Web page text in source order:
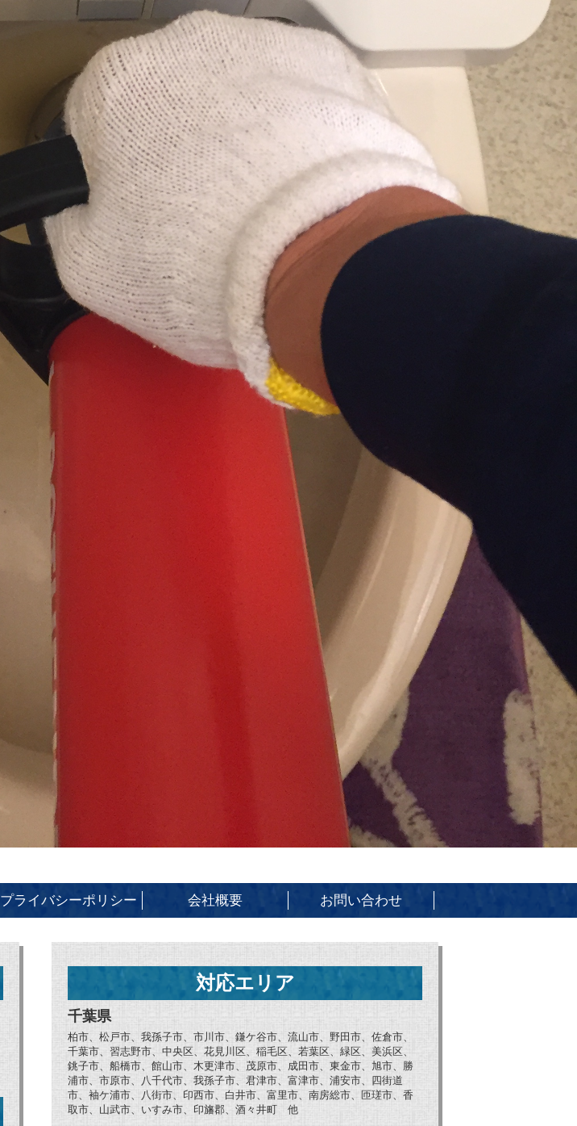
プライバシーポリシー 会社概要 お問い合わせ
対応エリア
千葉県
柏市、松戸市、我孫子市、市川市、鎌ケ谷市、流山市、野田市、佐倉市、
千葉市、習志野市、中央区、花見川区、稲毛区、若葉区、緑区、美浜区、
銚子市、船橋市、館山市、木更津市、茂原市、成田市、東金市、旭市、勝
浦市、市原市、八千代市、我孫子市、君津市、富津市、浦安市、四街道
市、袖ケ浦市、八街市、印西市、白井市、富里市、南房総市、匝瑳市、香
取市、山武市、いすみ市、印旛郡、酒々井町 他